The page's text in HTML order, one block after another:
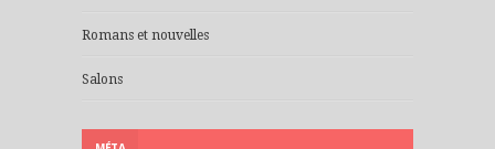
Romans et nouvelles
Salons